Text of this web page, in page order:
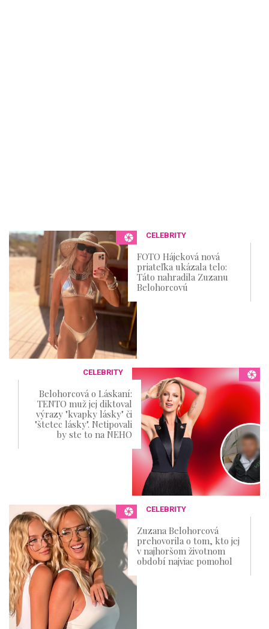
CELEBRITY
FOTO Hájeková nová
priateľka ukázala telo:
Táto nahradila Zuzanu
Belohorcovú
CELEBRITY
Belohorcová o Láskaní:
TENTO muž jej diktoval
výrazy "kvapky lásky" či
"štetec lásky". Netipovali
by ste to na NEHO
CELEBRITY
Zuzana Belohorcová
prehovorila o tom, kto jej
v najhoršom životnom
období najviac pomohol